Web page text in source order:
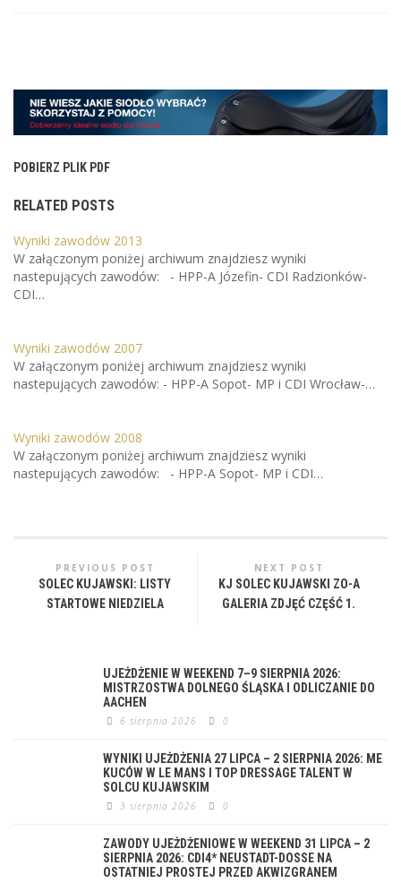
POBIERZ PLIK PDF
RELATED POSTS
Wyniki zawodów 2013
W załączonym poniżej archiwum znajdziesz wyniki
nastepujących zawodów: - HPP-A Józefin- CDI Radzionków-
CDI…
Wyniki zawodów 2007
W załączonym poniżej archiwum znajdziesz wyniki
nastepujących zawodów: - HPP-A Sopot- MP i CDI Wrocław-…
Wyniki zawodów 2008
W załączonym poniżej archiwum znajdziesz wyniki
nastepujących zawodów: - HPP-A Sopot- MP i CDI…
PREVIOUS POST
SOLEC KUJAWSKI: LISTY
STARTOWE NIEDZIELA
NEXT POST
KJ SOLEC KUJAWSKI ZO-A
GALERIA ZDJĘĆ CZĘŚĆ 1.
UJEŻDŻENIE W WEEKEND 7–9 SIERPNIA 2026:
MISTRZOSTWA DOLNEGO ŚLĄSKA I ODLICZANIE DO
AACHEN
6 sierpnia 2026 0
WYNIKI UJEŻDŻENIA 27 LIPCA – 2 SIERPNIA 2026: ME
KUCÓW W LE MANS I TOP DRESSAGE TALENT W
SOLCU KUJAWSKIM
3 sierpnia 2026 0
ZAWODY UJEŻDŻENIOWE W WEEKEND 31 LIPCA – 2
SIERPNIA 2026: CDI4* NEUSTADT-DOSSE NA
OSTATNIEJ PROSTEJ PRZED AKWIZGRANEM